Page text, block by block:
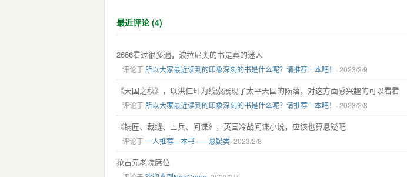
最近评论 (4)
2666看过很多遍，波拉尼奥的书是真的迷人
评论于所以大家最近读到的印象深刻的书是什么呢？请推荐一本吧！ · 2023/2/9
《天国之秋》，以洪仁玕为线索展现了太平天国的陨落，对这方面感兴趣的可以看看
评论于所以大家最近读到的印象深刻的书是什么呢？请推荐一本吧！ · 2023/2/8
《锅匠、裁缝、士兵、间谍》，英国冷战间谍小说，应该也算悬疑吧
评论于一人推荐一本书——悬疑类· 2023/2/8
抢占元老院席位